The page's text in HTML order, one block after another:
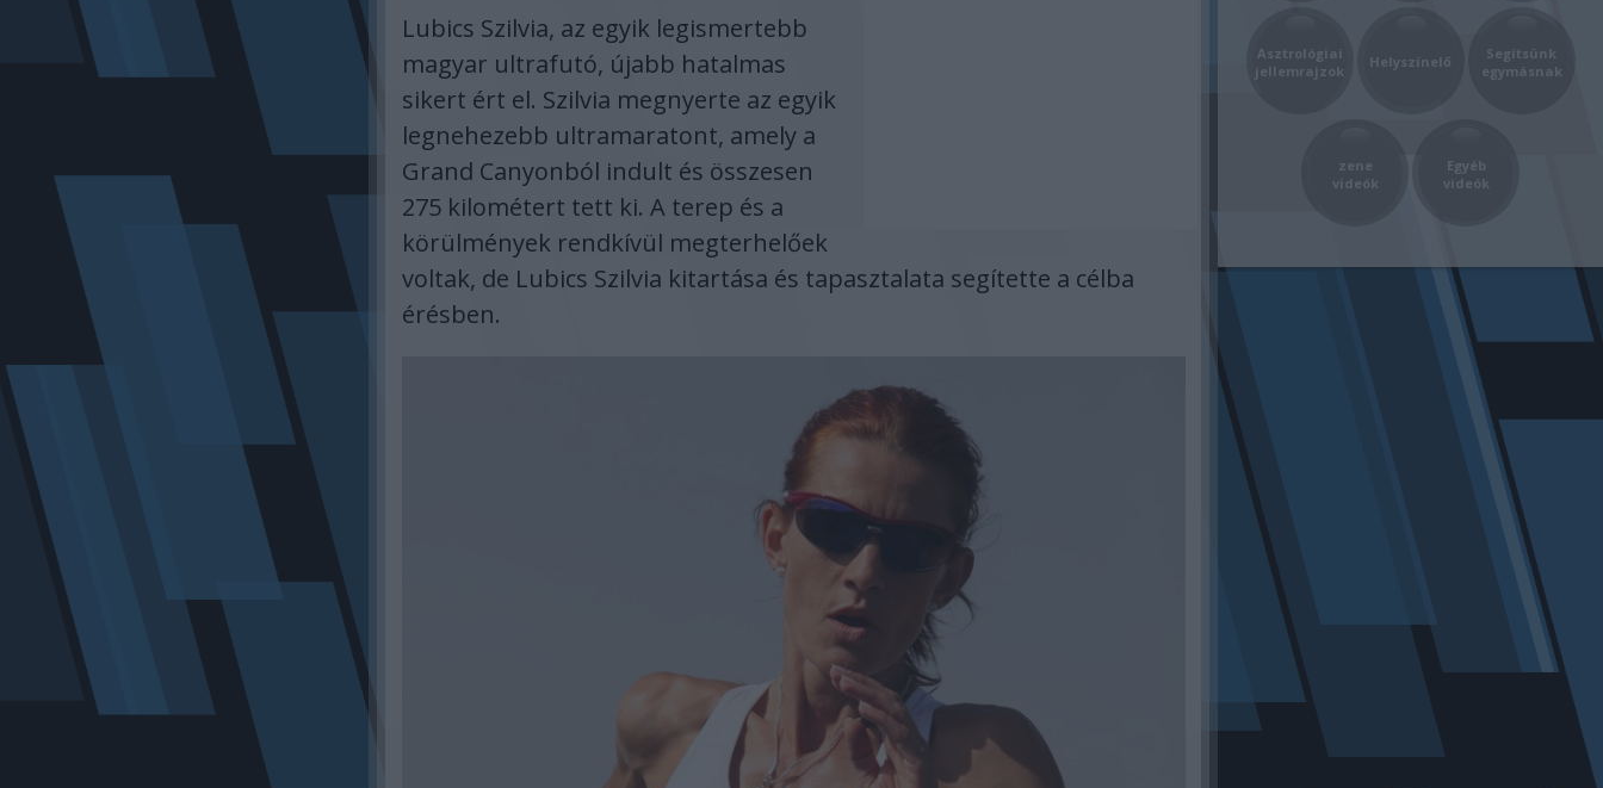
Asztrológiai
jellemrajzok
Helyszínelő
Segítsünk
egymásnak
zene
videók
Egyéb
videók
Lubics Szilvia, az egyik legismertebb
magyar ultrafutó, újabb hatalmas
sikert ért el. Szilvia megnyerte az egyik
legnehezebb ultramaratont, amely a
Grand Canyonból indult és összesen
275 kilométert tett ki. A terep és a
körülmények rendkívül megterhelőek
voltak, de Lubics Szilvia kitartása és tapasztalata segítette a célba
érésben.